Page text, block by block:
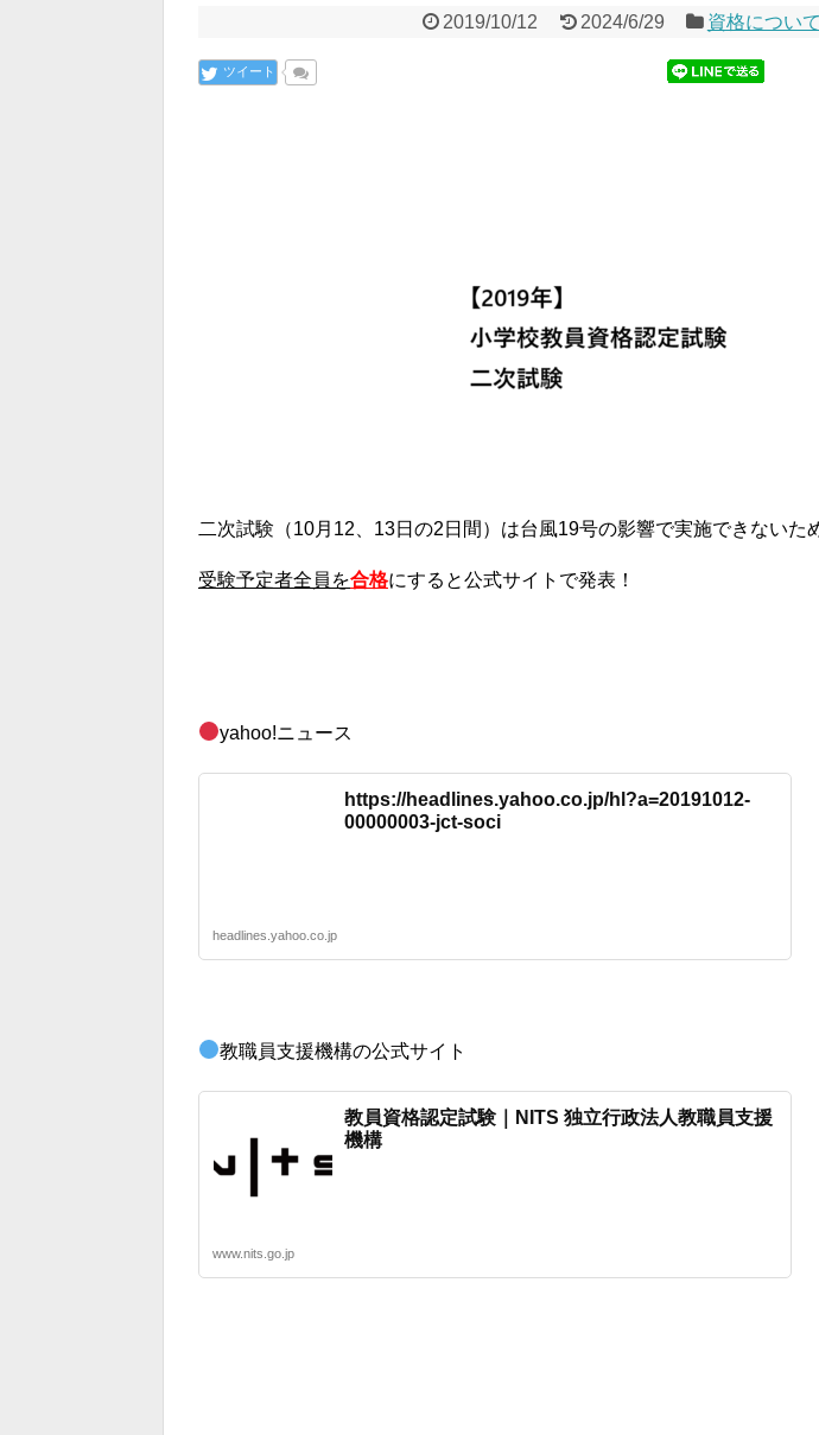
2019/10/12 2024/6/29 資格について
ツイート
二次試験（10月12、13日の2日間）は台風19号の影響で実施できないた
受験予定者全員を合格にすると公式サイトで発表！
yahoo!ニュース
https://headlines.yahoo.co.jp/hl?a=20191012-
00000003-jct-soci
headlines.yahoo.co.jp
教職員支援機構の公式サイト
教員資格認定試験｜NITS 独立行政法人教職員支援
機構
www.nits.go.jp